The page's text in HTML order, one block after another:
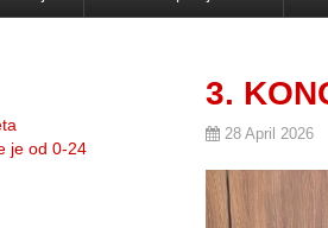
3.
28 April 2026
je od 0-24